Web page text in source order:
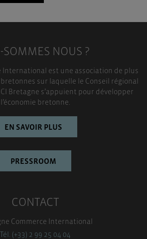
SOMMES NOUS ?
International est une association de plus
sur laquelle le Conseil régional
Bretagne s’appuient pour développer
l’économie bretonne.
EN SAVOIR PLUS
PRESSROOM
CONTACT
Commerce International
Tél. (+33) 2 99 25 04 04